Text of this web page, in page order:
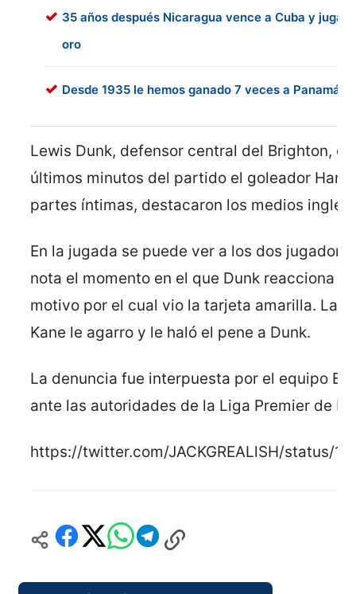
35 años después Nicaragua vence a Cuba y
oro
Desde 1935 le hemos ganado 7 veces a Panamá
Lewis Dunk, defensor central del Brighton,
últimos minutos del partido el goleador
partes íntimas, destacaron los medios
En la jugada se puede ver a los dos
nota el momento en el que Dunk reacciona y
motivo por el cual vio la tarjeta amarilla. La
Kane le agarro y le haló el pene a Dunk.
La denuncia fue interpuesta por el equipo
ante las autoridades de la Liga Premier de
https://twitter.com/JACKGREALlSH/status/